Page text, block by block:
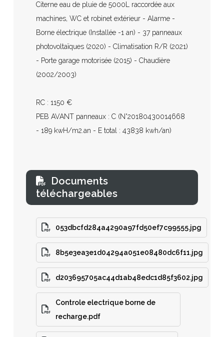
Citerne eau de pluie de 5000L raccordée aux
machines, WC et robinet extérieur - Alarme -
Borne électrique (Installée -1 an) - 37 panneaux
photovoltaïques (2020) - Climatisation R/R (2021)
- Porte garage motorisée (2015) - Chaudière
(2002/2003)
RC : 1150 €
PEB AVANT panneaux : C (N°20180430014668
- 189 kwH/m2.an - E total : 43838 kwh/an)
Documents
téléchargeables
053dbcfd284a4290a97fd50ef7c99555.jpg
8b5e3ea3e1d04294a051e08480dc6f11.jpg
d203695705ac44d1ab48edc1d85f3602.jpg
Controle electrique borne de
recharge.pdf